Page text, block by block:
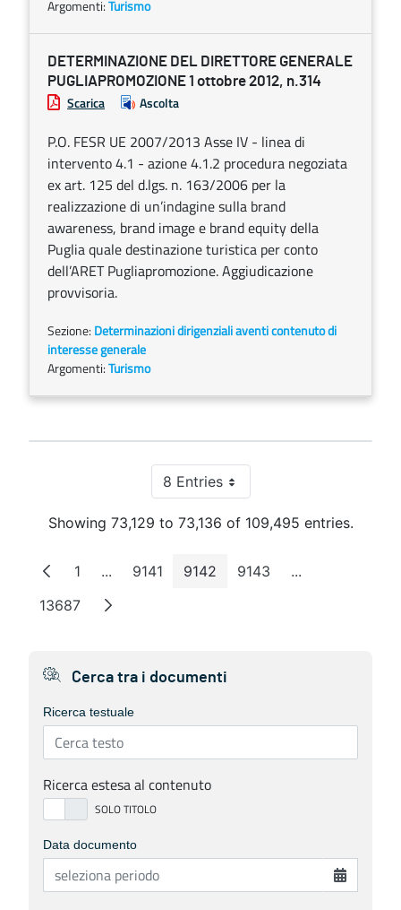
Argomenti:Turismo
DETERMINAZIONE DEL DIRETTORE GENERALE
PUGLIAPROMOZIONE 1 ottobre 2012, n.314
Scarica Ascolta
P.O. FESR UE 2007/2013 Asse IV - linea di
intervento 4.1 - azione 4.1.2 procedura negoziata
ex art. 125 del d.lgs. n. 163/2006 per la
realizzazione di un’indagine sulla brand
awareness, brand image e brand equity della
Puglia quale destinazione turistica per conto
dell’ARET Pugliapromozione. Aggiudicazione
provvisoria.
Sezione: Determinazioni dirigenziali aventi contenuto di
interesse generale
Argomenti:Turismo
8 EntriesPer Page
Showing 73,129 to 73,136 of 109,495 entries.
Page
1 ...Intermediate Pages
Page
9141 Page
9142 Page
9143 ...Intermediate
Page
13687
Cerca tra i documenti
Ricerca testuale
Ricerca estesa al contenuto
Data documento